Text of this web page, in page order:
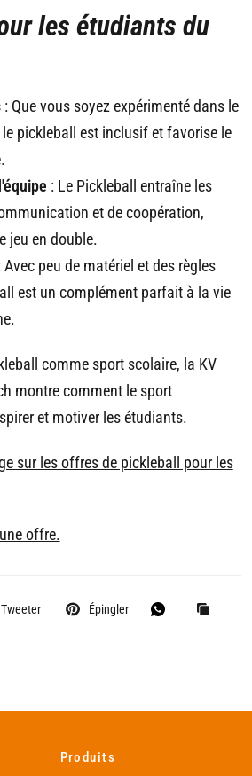
les étudiants du
: Que vous soyez expérimenté dans le
pickleball est inclusif et favorise le
: Le Pickleball entraîne les
et de coopération,
jeu en double.
Avec peu de matériel et des règles
est un complément parfait à la vie
comme sport scolaire, la KV
montre comment le sport
et motiver les étudiants.
sur les offres de pickleball pour les
offre.
Tweeter Épingler
Produits